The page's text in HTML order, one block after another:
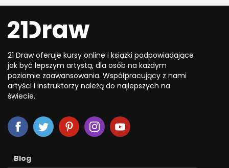
21 Draw oferuje kursy online i książki podpowiadające
jak być lepszym artystą, dla osób na każdym
poziomie zaawansowania. Współpracujący z nami
artyści i instruktorzy należą do najlepszych na
świecie.
Blog